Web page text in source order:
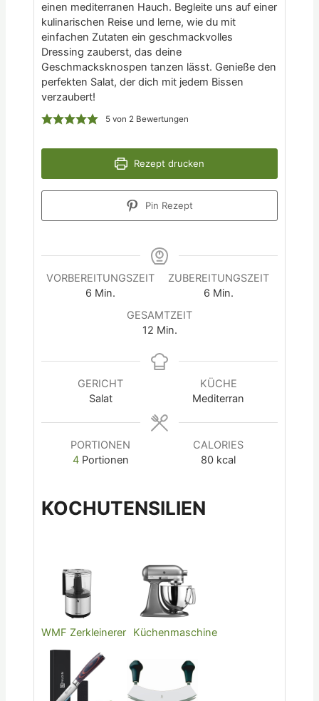
einen mediterranen Hauch. Begleite uns auf einer
kulinarischen Reise und lerne, wie du mit
einfachen Zutaten ein geschmackvolles
Dressing zauberst, das deine
Geschmacksknospen tanzen lässt. Genieße den
perfekten Salat, der dich mit jedem Bissen
verzaubert!
5 von 2 Bewertungen
Rezept drucken
Pin Rezept
VORBEREITUNGSZEIT
6 Min.
ZUBEREITUNGSZEIT
6 Min.
GESAMTZEIT
12 Min.
GERICHT
Salat
KÜCHE
Mediterran
PORTIONEN
4 Portionen
CALORIES
80 kcal
KOCHUTENSILIEN
WMF Zerkleinerer Küchenmaschine